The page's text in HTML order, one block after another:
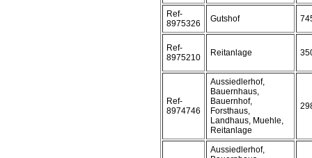
Ref-
8975326
Gutshof
Ref-
8975210
Reitanlage
Ref-
8974746
Aussiedlerhof,
Bauernhaus,
Bauernhof,
Forsthaus,
Landhaus, Muehle,
Reitanlage
Aussiedlerhof,